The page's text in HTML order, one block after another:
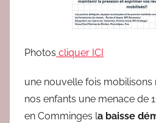
Photos cliquer ICI
une nouvelle fois mobilisons
nos enfants une menace de
en Comminges la baisse